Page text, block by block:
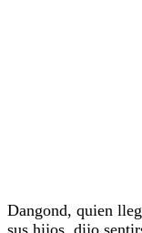
Dangond, quien
sus hijos, dijo